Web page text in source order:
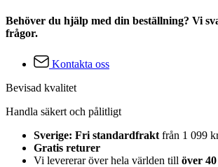
Behöver du hjälp med din beställning? Vi
frågor.
Kontakta oss
Bevisad kvalitet
Handla säkert och pålitligt
Sverige: Fri standardfrakt från 1 099
Gratis returer
Vi levererar över hela världen till över